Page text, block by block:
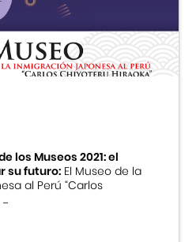
Japonés
Japonesa
los Museos 2021: el
su futuro:El Museo de la
al Perú “Carlos